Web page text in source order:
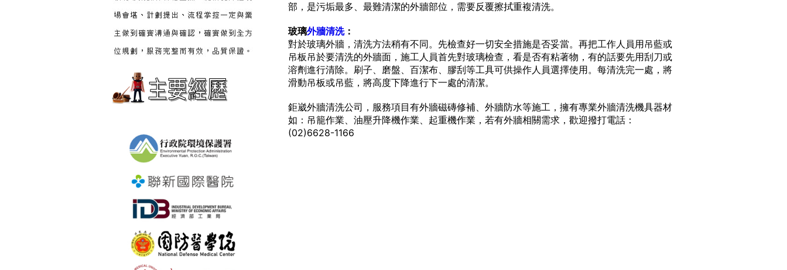
部，是污垢最多、最難清潔的外牆部位，需要反覆擦拭重複清洗。
玻璃外牆清洗：
對於玻璃外牆，清洗方法稍有不同。先檢查好一切安全措施是否妥當。再把工作人員用吊藍或
吊板吊於要清洗的外牆面，施工人員首先對玻璃檢查，看是否有粘著物，有的話要先用刮刀或
溶劑進行清除。刷子、磨盤、百潔布、膠刮等工具可供操作人員選擇使用。每清洗完一處，將
滑動吊板或吊藍，將高度下降進行下一處的清潔。
鉅崴外牆清洗公司，服務項目有外牆磁磚修補、外牆防水等施工，擁有專業外牆清洗機具器材
如：吊籠作業、油壓升降機作業、起重機作業，若有外牆相關需求，歡迎撥打電話：
(02)6628-1166